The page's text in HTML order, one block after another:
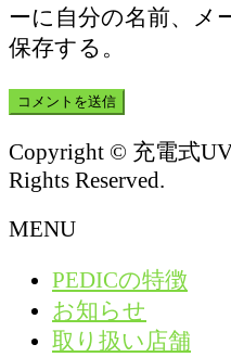
ーに自分の名前、メ
保存する。
Copyright © 充電式
Rights Reserved.
MENU
PEDICの特徴
お知らせ
取り扱い店舗